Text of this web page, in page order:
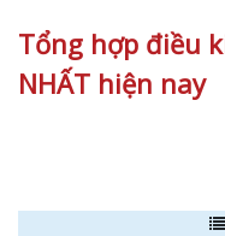
Tổng hợp điều
NHẤT hiện nay